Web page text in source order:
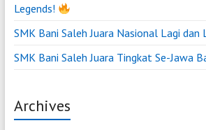
Legends!
SMK Bani Saleh Juara Nasional Lagi dan
SMK Bani Saleh Juara Tingkat Se-Jawa
Archives